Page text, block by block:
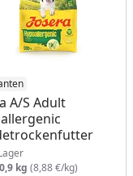
A/S Adult
am Lager
0,9 kg (8,88 €/kg)